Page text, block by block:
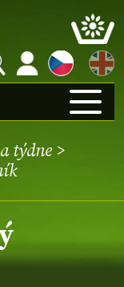
EN
týdne >